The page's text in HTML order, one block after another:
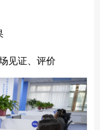
见证、评价